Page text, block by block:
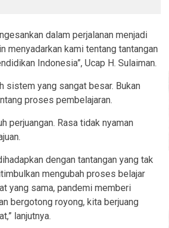
dalam perjalanan menjadi
menyadarkan kami tentang tantangan
Indonesia”, Ucap H. Sulaiman.
sistem yang sangat besar. Bukan
proses pembelajaran.
perjuangan. Rasa tidak nyaman
dengan tantangan yang tak
mengubah proses belajar
yang sama, pandemi memberi
bergotong royong, kita berjuang
lanjutnya.